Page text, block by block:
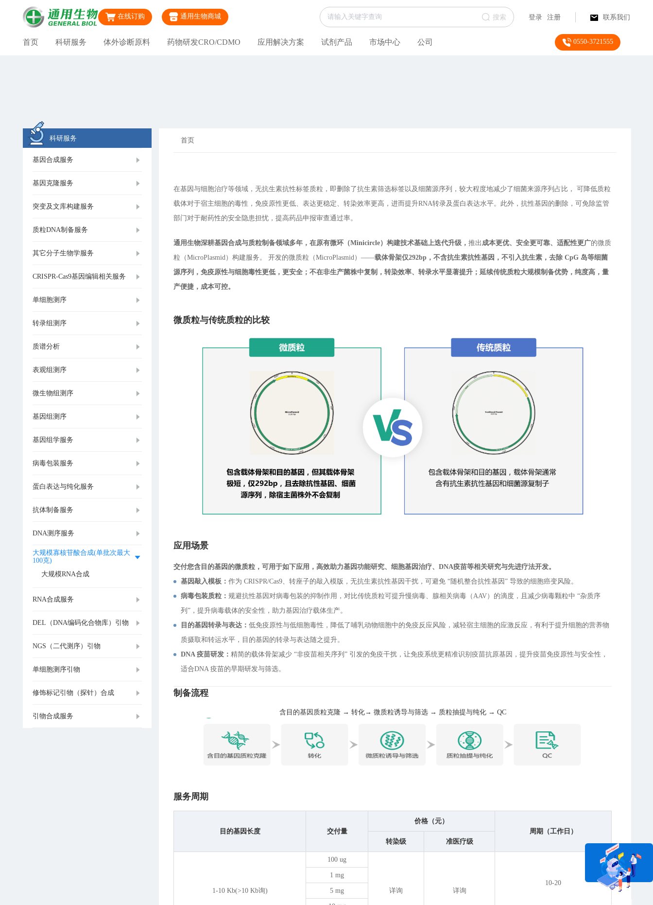
在线订购 通用生物商城 搜索 登录 注册 联系我们
首页 科研服务 体外诊断原料 药物研发CRO/CDMO 应用解决方案 试剂产品 市场中心 公司 0550-3721555
科研服务
基因合成服务
基因克隆服务
突变及文库构建服务
质粒DNA制备服务
其它分子生物学服务
CRISPR-Cas9基因编辑相关服务
单细胞测序
转录组测序
质谱分析
表观组测序
微生物组测序
基因组测序
基因组学服务
病毒包装服务
蛋白表达与纯化服务
抗体制备服务
DNA测序服务
大规模寡核苷酸合成(单批次最大
100克)
大规模RNA合成
RNA合成服务
DEL（DNA编码化合物库）引物
NGS（二代测序）引物
单细胞测序引物
修饰标记引物（探针）合成
引物合成服务
首页
在基因与细胞治疗等领域，无抗生素抗性标签质粒，即删除了抗生素筛选标签以及细菌源序列，较大程度地减少了细菌来源序列占比， 可降低质粒
载体对于宿主细胞的毒性，免疫原性更低、表达更稳定、转染效率更高，进而提升RNA转录及蛋白表达水平。此外，抗性基因的删除，可免除监管
部门对于耐药性的安全隐患担忧，提高药品申报审查通过率。
通用生物深耕基因合成与质粒制备领域多年，在原有微环（Minicircle）构建技术基础上迭代升级， 推出 成本更优、安全更可靠、适配性更广的微质
粒（MicroPlasmid）构建服务。 开发的微质粒（MicroPlasmid）——载体骨架仅292bp，不含抗生素抗性基因，不引入抗生素，去除 CpG 岛等细菌
源序列，免疫原性与细胞毒性更低，更安全；不在非生产菌株中复制，转染效率、转录水平显著提升；延续传统质粒大规模制备优势，纯度高，量
产便捷，成本可控。
微质粒与传统质粒的比较
应用场景
交付您含目的基因的微质粒，可用于如下应用，高效助力基因功能研究、细胞基因治疗、DNA疫苗等相关研究与先进疗法开发。
基因敲入模板： 作为 CRISPR/Cas9、转座子的敲入模版，无抗生素抗性基因干扰，可避免 “随机整合抗性基因” 导致的细胞癌变风险。
病毒包装质粒： 规避抗性基因对病毒包装的抑制作用，对比传统质粒可提升慢病毒、腺相关病毒（AAV）的滴度，且减少病毒颗粒中 “杂质序
列”，提升病毒载体的安全性，助力基因治疗载体生产。
目的基因转录与表达： 低免疫原性与低细胞毒性，降低了哺乳动物细胞中的免疫反应风险，减轻宿主细胞的应激反应，有利于提升细胞的营养物
质摄取和转运水平，目的基因的转录与表达随之提升。
DNA 疫苗研发： 精简的载体骨架减少 “非疫苗相关序列” 引发的免疫干扰，让免疫系统更精准识别疫苗抗原基因，提升疫苗免疫原性与安全性，
适合DNA 疫苗的早期研发与筛选。
制备流程
含目的基因质粒克隆 → 转化→ 微质粒诱导与筛选 → 质粒抽提与纯化 → QC
服务周期
目的基因长度 交付量
价格（元）
周期（工作日）
转染级
准医疗级
1-10 Kb(>10 Kb询)
100 ug
详询 详询
10-20
1 mg
5 mg
在线咨询